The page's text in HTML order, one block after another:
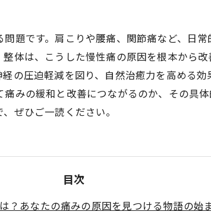
題です。肩こりや腰痛、関節痛など、日
体は、こうした慢性痛の原因を根本から
の圧迫軽減を図り、自然治癒力を高める
みの緩和と改善につながるのか、その具
ぜひご一読ください。
目次
？あなたの痛みの原因を見つける物語の始